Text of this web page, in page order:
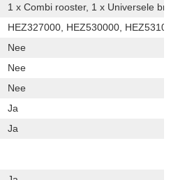
1 x Combi rooster, 1 x Universele
HEZ327000, HEZ530000,
Nee
Nee
Nee
Ja
Ja